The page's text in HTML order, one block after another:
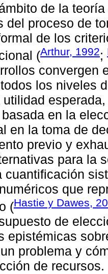
de la
del proceso de
de los
(Arthur, 1992;
convergen
los niveles
en la
en la toma de
previo y
para la
cuantificación
que
(Hastie y Dawes,
de
epistémicas
problema y
de recursos.